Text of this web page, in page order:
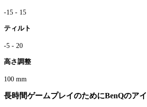
-15 - 15
ティルト
-5 - 20
高さ調整
100 mm
長時間ゲームプレイのためにBenQのア